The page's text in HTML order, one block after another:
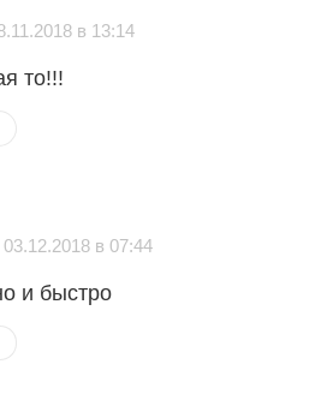
в 13:14
то!!!
03.12.2018 в 07:44
и быстро